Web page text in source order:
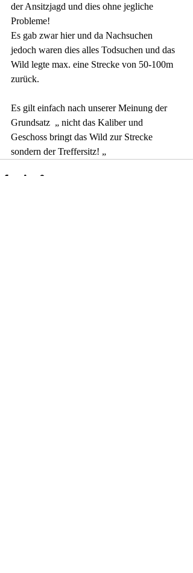
der Ansitzjagd und dies ohne jegliche
Probleme!
Es gab zwar hier und da Nachsuchen
jedoch waren dies alles Todsuchen und das
Wild legte max. eine Strecke von 50-100m
zurück.
Es gilt einfach nach unserer Meinung der
Grundsatz  „ nicht das Kaliber und
Geschoss bringt das Wild zur Strecke
sondern der Treffersitz! „